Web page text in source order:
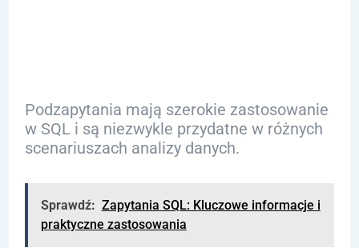
Podzapytania mają szerokie zastosowanie
w SQL i są niezwykle przydatne w różnych
scenariuszach analizy danych.
Sprawdź: Zapytania SQL: Kluczowe informacje i
praktyczne zastosowania